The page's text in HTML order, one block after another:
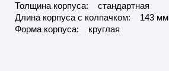
Толщина корпуса: стандартная
Длина корпуса с колпачком: 143 мм
Форма корпуса: круглая